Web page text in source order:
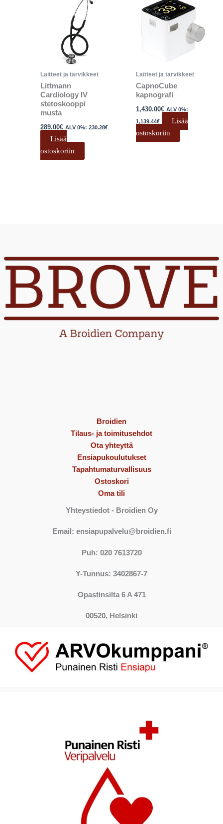
Laitteet ja tarvikkeet
Littmann
Cardiology IV
stetoskooppi
musta
289.00€ ALV 0%:230.28€
Lisää
ostoskoriin
Laitteet ja tarvikkeet
CapnoCube
kapnografi
1,430.00€ ALV 0%:
1,139.44€
Lisää
ostoskoriin
Broidien
Tilaus- ja toimitusehdot
Ota yhteyttä
Ensiapukoulutukset
Tapahtumaturvallisuus
Ostoskori
Oma tili
Yhteystiedot- Broidien Oy
Email: ensiapupalvelu@broidien.fi
Puh: 020 7613720
Y-Tunnus: 3402867-7
Opastinsilta 6 A 471
00520, Helsinki